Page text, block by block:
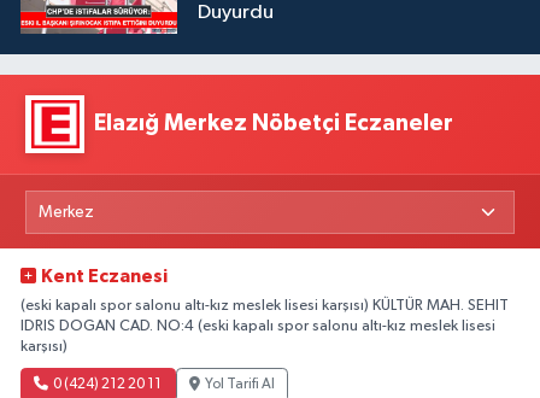
Duyurdu
Elazığ Merkez Nöbetçi Eczaneler
Kent Eczanesi
(eski kapalı spor salonu altı-kız meslek lisesi karşısı) KÜLTÜR MAH. SEHIT
IDRIS DOGAN CAD. NO:4 (eski kapalı spor salonu altı-kız meslek lisesi
karşısı)
0 (424) 212 20 11 Yol Tarifi Al